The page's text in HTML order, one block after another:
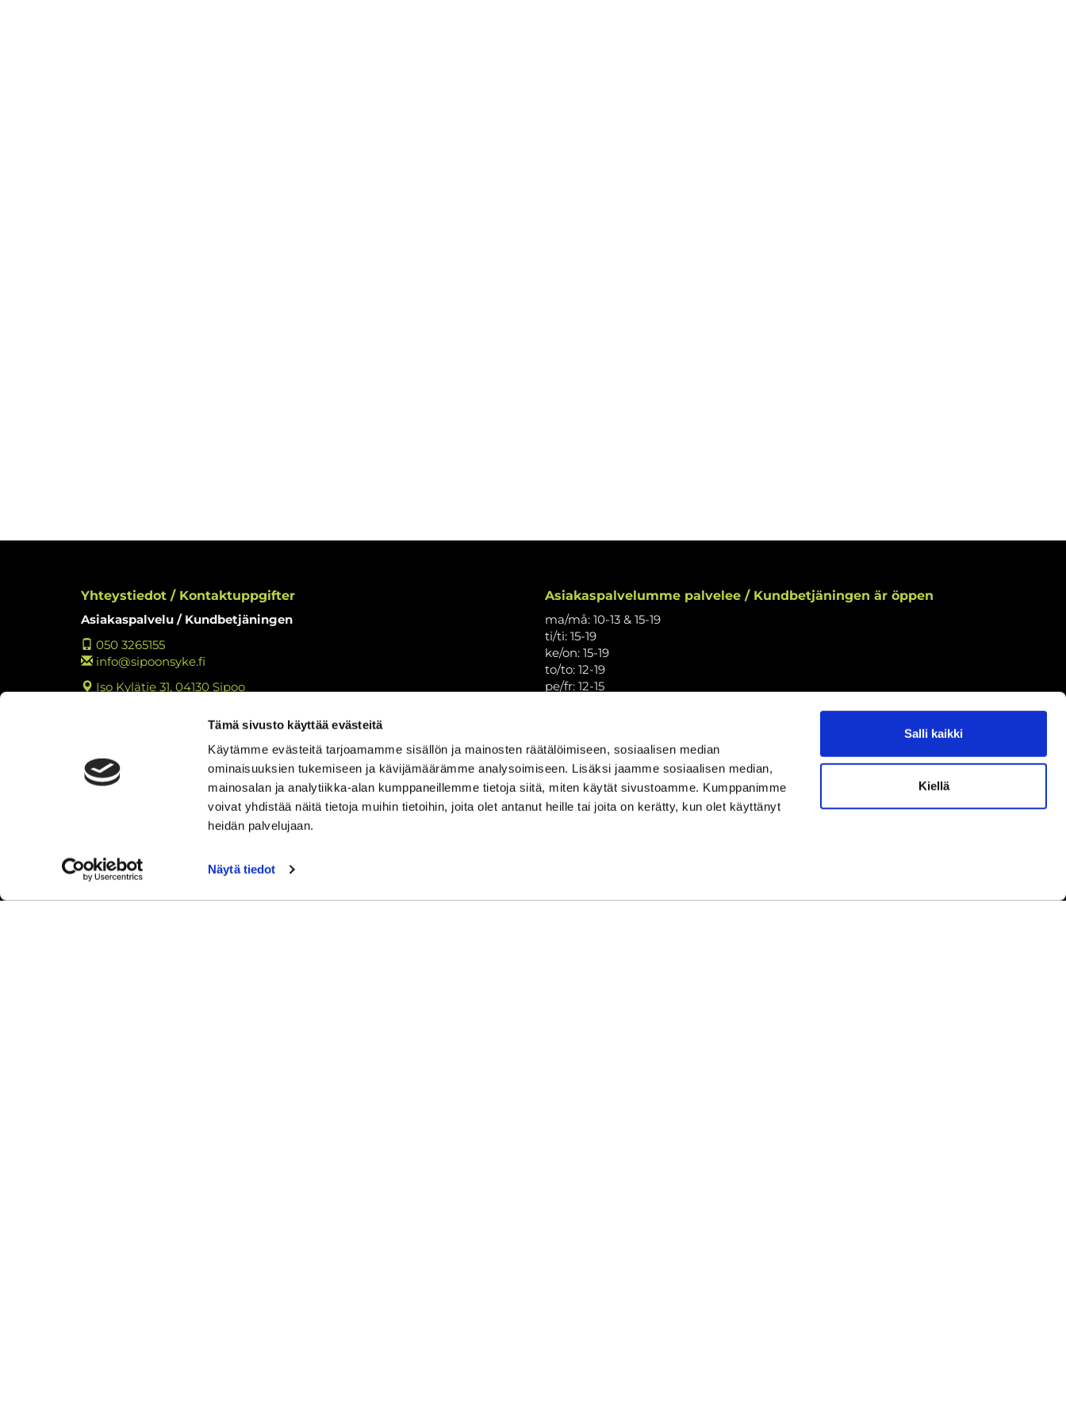
Tämä sivusto käyttää evästeitä
Käytämme evästeitä tarjoamamme sisällön ja mainosten räätälöimiseen, sosiaalisen median
ominaisuuksien tukemiseen ja kävijämäärämme analysoimiseen. Lisäksi jaamme sosiaalisen median,
mainosalan ja analytiikka-alan kumppaneillemme tietoja siitä, miten käytät sivustoamme. Kumppanimme
voivat yhdistää näitä tietoja muihin tietoihin, joita olet antanut heille tai joita on kerätty, kun olet käyttänyt
heidän palvelujaan.
Näytä tiedot
Salli kaikki
Kiellä
Yhteystiedot / Kontaktuppgifter
Asiakaspalvelu / Kundbetjäningen
050 3265155
info@sipoonsyke.fi
Iso Kylätie 31, 04130 Sipoo
Tulosta rekisteritietojen tarkastuslomake
Kokemuksia Sipoon Syke
Asiakaspalvelumme palvelee / Kundbetjäningen är öppen
ma/må: 10-13 & 15-19
ti/ti: 15-19
ke/on: 15-19
to/to: 12-19
pe/fr: 12-15
Puhelintiedusteluihin vastaamme asiakaspalvelun aukioloaikoina.
Vi svarar på telefonförfrågningar under kundbetjäningens öppettider.
Tarkistathan mahdolliset muutokset aukioloaikoihin
Vänligen kontrollera eventuella ändringar av öppettiderna